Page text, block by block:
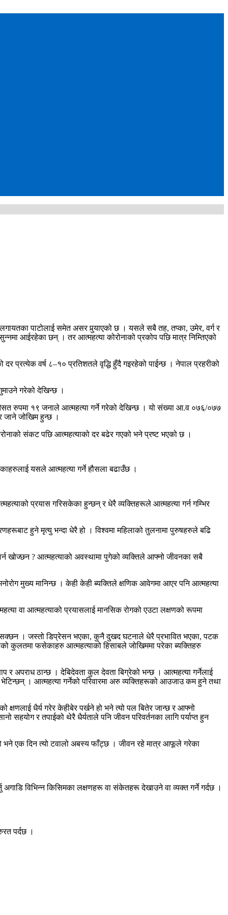
पाटोलाई समेत असर पुर्‍याएको छ । यसले सबै तह, तप्का, उमेर, वर्ग र
आईरहेका छन् । तर आत्महत्या कोरोनाको प्रकोप पछि मात्र निम्तिएको
प्रत्येक वर्ष ८–१० प्रतिशतले वृद्धि हुँदै गइरहेको पाईन्छ । नेपाल प्रहरीको
गरेको देखिन्छ ।
रुपमा १९ जनाले आत्महत्या गर्ने गरेको देखिन्छ । यो संख्या आ.व ०७६/०७७
जाने जोखिम हुन्छ ।
संकट पछि आत्महत्याको दर बढेर गएको भने प्रष्ट भएको छ ।
यसले आत्महत्या गर्ने हौसला बढाउँछ ।
प्रयास गरिसकेका हुन्छन् र धेरै व्यक्तिहरूले आत्महत्या गर्न गम्भिर
हुने मृत्यु भन्दा धेरै हो । विश्वमा महिलाको तुलनामा पुरुषहरुले बढि
खोज्छन ? आत्महत्याको अवस्थामा पुगेको व्यक्तिले आफ्नो जीवनका सबै
मुख्य मानिन्छ । केही केही ब्यक्तिले क्षणिक आवेगमा आएर पनि आत्महत्या
वा आत्महत्याको प्रयासलाई मानसिक रोगको एउटा लक्षणको रूपमा
सक्छन । जस्तो डिप्रेसन भएका, कुनै दुखद घटनाले धेरै प्रभावित भएका, पटक
कुलतमा फसेकाहरु आत्महत्याको हिसाबले जोखिममा परेका ब्यक्तिहरु
अपराध ठान्छ । देबिदेवता कुल देवता बिग्रेको भन्छ । आत्महत्या गर्नेलाई
। आत्महत्या गर्नेको परिवारमा अरु व्यक्तिहरूको आउजाउ कम हुने तथा
क्षणलाई धैर्य गरेर केहीबेर पर्खने हो भने त्यो पल बितेर जान्छ र आफ्नो
र तपाईको थेरै धैर्यताले पनि जीवन परिवर्तनका लागि पर्याप्त हुन
भने एक दिन त्यो टवालो अबस्य फाँट्छ । जीवन रहे मात्र आफूले गरेका
विभिन्न किसिमका लक्षणहरू वा संकेतहरू देखाउने वा व्यक्त गर्ने गर्दछ ।
पर्दछ ।